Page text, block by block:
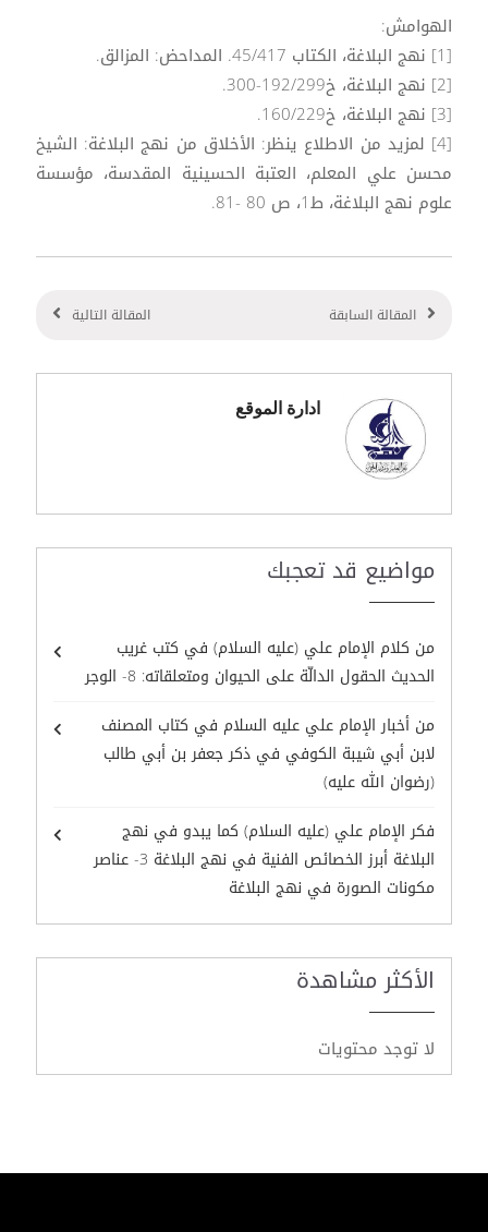
الهوامش:
[1] نهج البلاغة، الكتاب 45/417. المداحض: المزالق.
[2] نهج البلاغة، خ192/299-300.
[3] نهج البلاغة، خ160/229.
[4] لمزيد من الاطلاع ينظر: الأخلاق من نهج البلاغة: الشيخ
محسن علي المعلم، العتبة الحسينية المقدسة، مؤسسة
علوم نهج البلاغة، ط1، ص 80 -81.
المقالة السابقة المقالة التالية
ادارة الموقع
مواضيع قد تعجبك
من كلام الإمام علي (عليه السلام) في كتب غريب
الحديث الحقول الدالّة على الحيوان ومتعلقاته: 8- الوجر
من أخبار الإمام علي عليه السلام في كتاب المصنف
لابن أبي شيبة الكوفي في ذكر جعفر بن أبي طالب
(رضوان الله عليه)
فكر الإمام علي (عليه السلام) كما يبدو في نهج
البلاغة أبرز الخصائص الفنية في نهج البلاغة 3- عناصر
مكونات الصورة في نهج البلاغة
الأكثر مشاهدة
لا توجد محتويات